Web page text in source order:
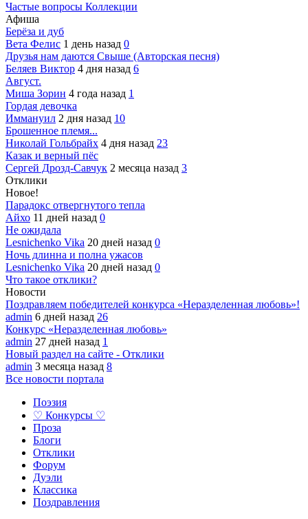
Частые вопросы Коллекции
Афиша
Берёза и дуб
Вета Фелис 1 день назад 0
Друзья нам даются Свыше (Авторская песня)
Беляев Виктор 4 дня назад 6
Август.
Миша Зорин 4 года назад 1
Гордая девочка
Иммануил 2 дня назад 10
Брошенное племя...
Николай Гольбрайх 4 дня назад 23
Казак и верный пёс
Сергей Дрозд-Савчук 2 месяца назад 3
Отклики
Новое!
Парадокс отвергнутого тепла
Айхо 11 дней назад 0
Не ожидала
Lesnichenko Vika 20 дней назад 0
Ночь длинна и полна ужасов
Lesnichenko Vika 20 дней назад 0
Что такое отклики?
Новости
Поздравляем победителей конкурса «Неразделенная любовь»!
admin 6 дней назад 26
Конкурс «Неразделенная любовь»
admin 27 дней назад 1
Новый раздел на сайте - Отклики
admin 3 месяца назад 8
Все новости портала
Поэзия
♡ Конкурсы ♡
Проза
Блоги
Отклики
Форум
Дуэли
Классика
Поздравления